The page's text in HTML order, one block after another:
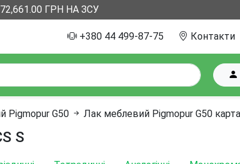
ГРН НА ЗСУ
+380 44 499-87-75 Контакти
Pigmopur G50 Лак меблевий Pigmopur G50
S